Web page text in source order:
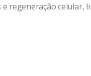
regeneração celular,